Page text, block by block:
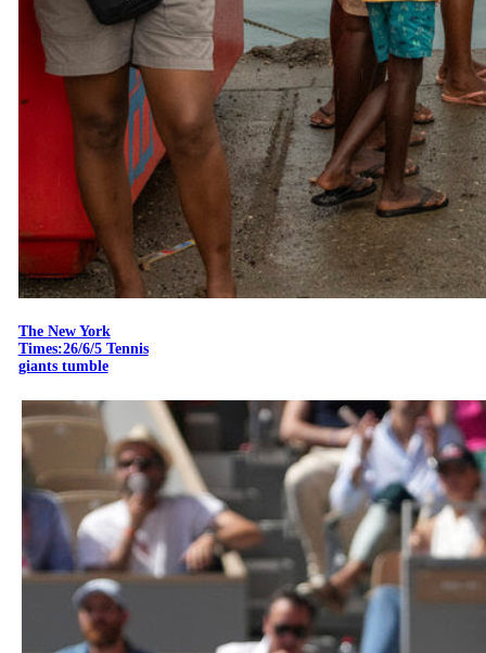
The New York
Times:26/6/5 Tennis
giants tumble